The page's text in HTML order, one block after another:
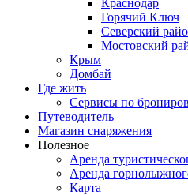
Краснодар
Горячий Ключ
Северский
Мостовский
Крым
Домбай
Где жить
Сервисы по
Путеводитель
Магазин снаряжения
Полезное
Аренда
Аренда
Карта